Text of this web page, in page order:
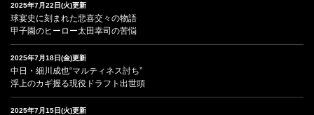
2025年7月22日(火)更新
球宴史に刻まれた悲喜交々の物語
甲子園のヒーロー太田幸司の苦悩
2025年7月18日(金)更新
中日・細川成也“マルティネス討ち”
浮上のカギ握る現役ドラフト出世頭
2025年7月15日(火)更新